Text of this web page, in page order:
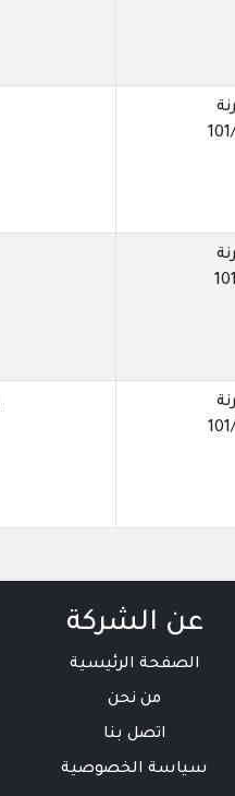
عن الشركة
الصفحة الرئيسية
من نحن
اتصل بنا
سياسة الخصوصية